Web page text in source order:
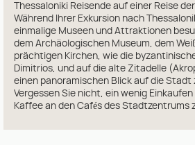
Thessaloniki Reisende auf einer Reise
Während Ihrer Exkursion nach
einmalige Museen und Attraktionen
dem Archäologischen Museum, dem
prächtigen Kirchen, wie die
Dimitrios, und auf die alte Zitadelle
einen panoramischen Blick auf die Stadt
Vergessen Sie nicht, ein wenig
Kaffee an den Cafés des Stadtzentrums